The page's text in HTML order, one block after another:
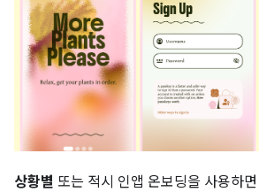
상황별 또는 적시 인앱 온보딩을 사용하